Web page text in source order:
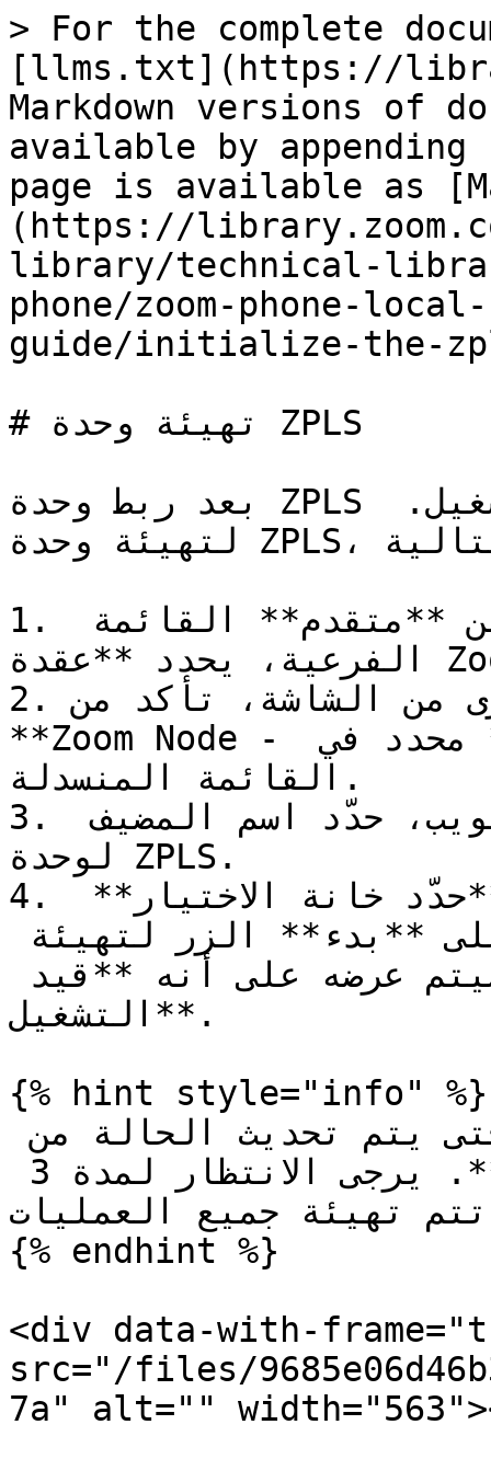
> For the complete
[llms.txt](https://
Markdown versions of
available by
page is available as
(https://
library/technical-
phone/zoom-phone-
guide/initialize-the-
# تهيئة وحدة ZPLS
بعد ربط وحدة ZPLS بموقع، يجب تهيئتها لبدء التشغيل.
لتهيئة وحدة ZPLS، اتبع الخطوات التالية:
1. من البوابة الإلكترونية، ضمن **متقدم** القائمة
الفرعية، يحدد **عقدة Zoom**.
2. في الزاوية العلوية اليسرى من الشاشة، تأكد من
**Zoom Node - استمرارية الهاتف المحلية** محدد في
القائمة المنسدلة.
3. تحت قسم **الخدمات** علامة تبويب، حدّد اسم المضيف
لوحدة ZPLS.
4. بعد العثور على اسم المضيف، **حدّد خانة الاختيار**
التشغيل**.
{% hint style="info" %}
قد يكون هناك تأخير ملحوظ حتى يتم تحديث الحالة من
تهيئة جميع العمليات.
{% endhint %}
<div data-with-
src="/files/
7a" alt=""